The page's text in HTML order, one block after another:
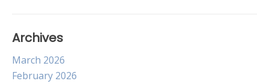
Archives
March 2026
February 2026